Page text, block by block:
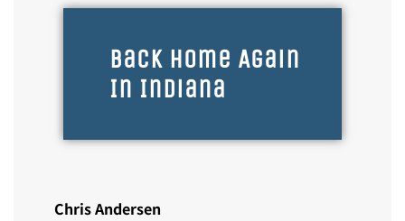
Back Home Again
In Indiana
Chris Andersen